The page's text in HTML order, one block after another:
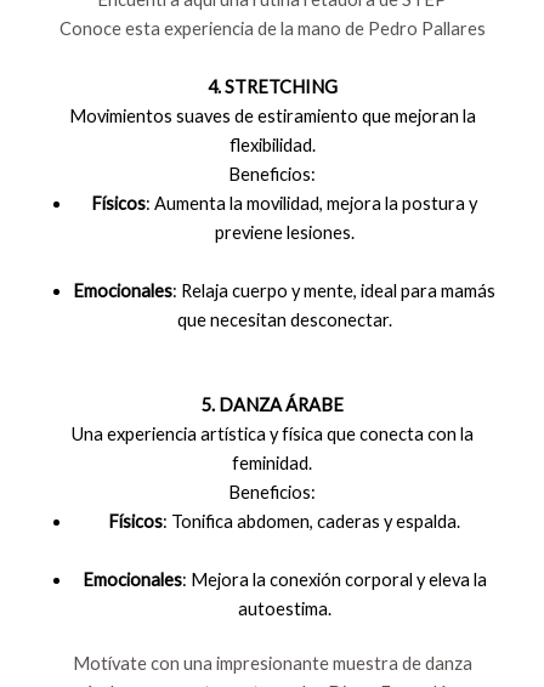
Conoce esta experiencia de la mano de Pedro Pallares
4. STRETCHING
Movimientos suaves de estiramiento que mejoran la
flexibilidad.
Beneficios:
Físicos: Aumenta la movilidad, mejora la postura y
previene lesiones.
Emocionales: Relaja cuerpo y mente, ideal para mamás
que necesitan desconectar.
5. DANZA ÁRABE
Una experiencia artística y física que conecta con la
feminidad.
Beneficios:
Físicos: Tonifica abdomen, caderas y espalda.
Emocionales: Mejora la conexión corporal y eleva la
autoestima.
Motívate con una impresionante muestra de danza